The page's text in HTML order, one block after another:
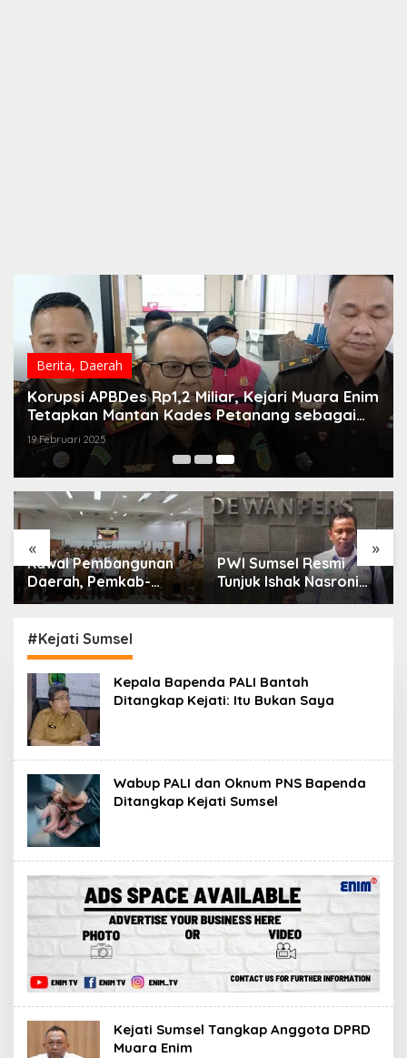
Berita, Daerah
Korupsi APBDes Rp1,2 Miliar, Kejari Muara Enim
Tetapkan Mantan Kades Petanang sebagai
Tersangka
19 Februari 2025
« »
Kawal Pembangunan
Daerah, Pemkab-
Kejari Muara Enim
Pendampingan Hukum
PWI Sumsel Resmi
Tunjuk Ishak Nasroni
Jadi Plt Ketua PWI
#Kejati Sumsel
Kepala Bapenda PALI Bantah
Ditangkap Kejati: Itu Bukan Saya
Wabup PALI dan Oknum PNS Bapenda
Ditangkap Kejati Sumsel
Kejati Sumsel Tangkap Anggota DPRD
Muara Enim